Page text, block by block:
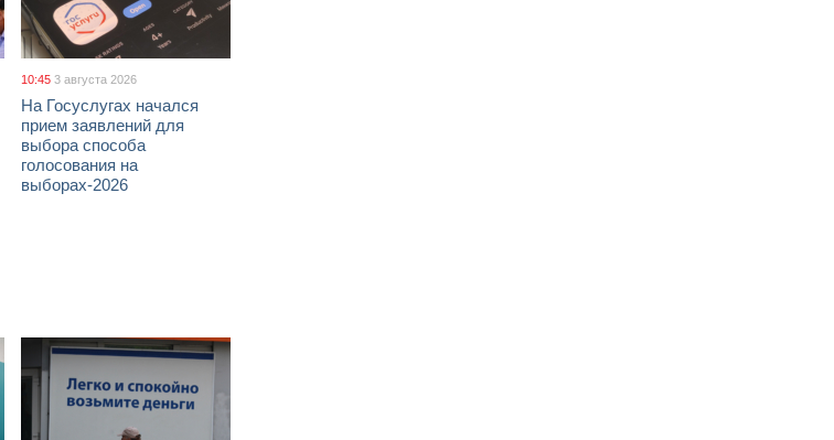
10:45 3 августа 2026
На Госуслугах начался
прием заявлений для
выбора способа
голосования на
выборах-2026